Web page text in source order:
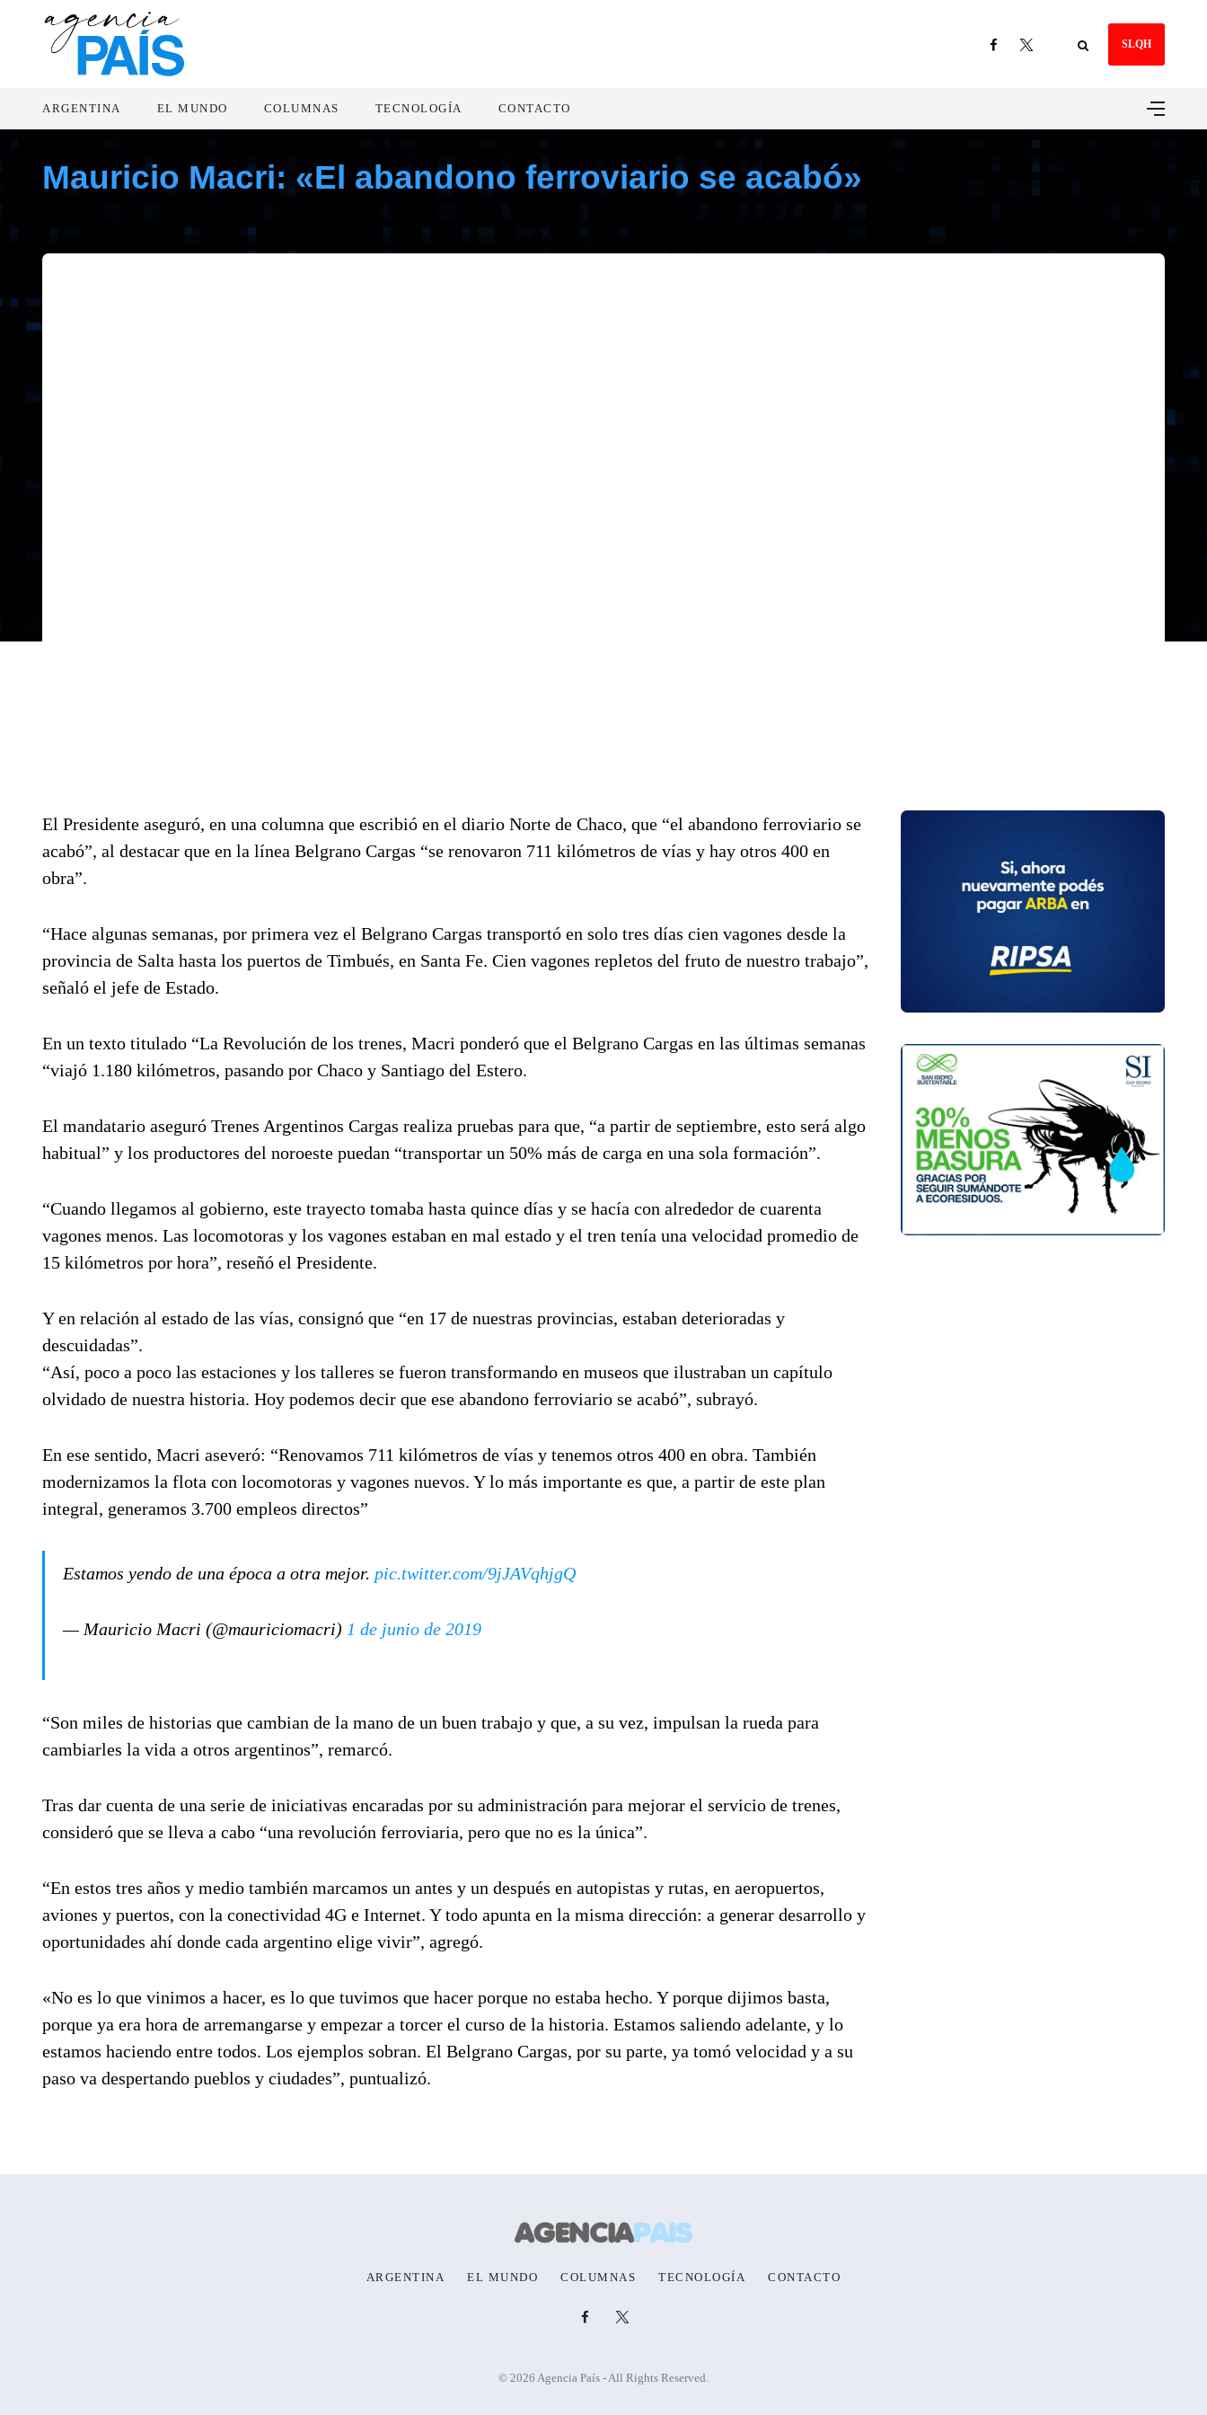
SLQH
ARGENTINA EL MUNDO COLUMNAS TECNOLOGÍA CONTACTO
Mauricio Macri: «El abandono ferroviario se acabó»
El Presidente aseguró, en una columna que escribió en el diario Norte de Chaco, que “el abandono ferroviario se
acabó”, al destacar que en la línea Belgrano Cargas “se renovaron 711 kilómetros de vías y hay otros 400 en
obra”.
“Hace algunas semanas, por primera vez el Belgrano Cargas transportó en solo tres días cien vagones desde la
provincia de Salta hasta los puertos de Timbués, en Santa Fe. Cien vagones repletos del fruto de nuestro trabajo”,
señaló el jefe de Estado.
En un texto titulado “La Revolución de los trenes, Macri ponderó que el Belgrano Cargas en las últimas semanas
“viajó 1.180 kilómetros, pasando por Chaco y Santiago del Estero.
El mandatario aseguró Trenes Argentinos Cargas realiza pruebas para que, “a partir de septiembre, esto será algo
habitual” y los productores del noroeste puedan “transportar un 50% más de carga en una sola formación”.
“Cuando llegamos al gobierno, este trayecto tomaba hasta quince días y se hacía con alrededor de cuarenta
vagones menos. Las locomotoras y los vagones estaban en mal estado y el tren tenía una velocidad promedio de
15 kilómetros por hora”, reseñó el Presidente.
Y en relación al estado de las vías, consignó que “en 17 de nuestras provincias, estaban deterioradas y
descuidadas”.
“Así, poco a poco las estaciones y los talleres se fueron transformando en museos que ilustraban un capítulo
olvidado de nuestra historia. Hoy podemos decir que ese abandono ferroviario se acabó”, subrayó.
En ese sentido, Macri aseveró: “Renovamos 711 kilómetros de vías y tenemos otros 400 en obra. También
modernizamos la flota con locomotoras y vagones nuevos. Y lo más importante es que, a partir de este plan
integral, generamos 3.700 empleos directos”
Estamos yendo de una época a otra mejor. pic.twitter.com/9jJAVqhjgQ
— Mauricio Macri (@mauriciomacri) 1 de junio de 2019
“Son miles de historias que cambian de la mano de un buen trabajo y que, a su vez, impulsan la rueda para
cambiarles la vida a otros argentinos”, remarcó.
Tras dar cuenta de una serie de iniciativas encaradas por su administración para mejorar el servicio de trenes,
consideró que se lleva a cabo “una revolución ferroviaria, pero que no es la única”.
“En estos tres años y medio también marcamos un antes y un después en autopistas y rutas, en aeropuertos,
aviones y puertos, con la conectividad 4G e Internet. Y todo apunta en la misma dirección: a generar desarrollo y
oportunidades ahí donde cada argentino elige vivir”, agregó.
«No es lo que vinimos a hacer, es lo que tuvimos que hacer porque no estaba hecho. Y porque dijimos basta,
porque ya era hora de arremangarse y empezar a torcer el curso de la historia. Estamos saliendo adelante, y lo
estamos haciendo entre todos. Los ejemplos sobran. El Belgrano Cargas, por su parte, ya tomó velocidad y a su
paso va despertando pueblos y ciudades”, puntualizó.
ARGENTINA EL MUNDO COLUMNAS TECNOLOGÍA CONTACTO
© 2026 Agencia País - All Rights Reserved.